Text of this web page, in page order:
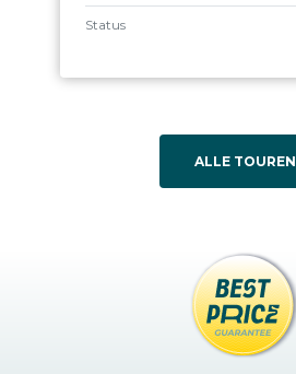
Status
ALLE TOUREN